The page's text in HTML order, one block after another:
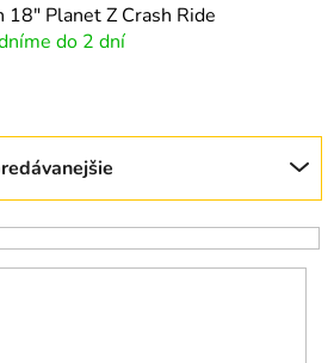
18" Planet Z Crash Ride
do 2 dní